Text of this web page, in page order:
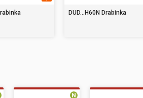
DUD...H60N Drabinka